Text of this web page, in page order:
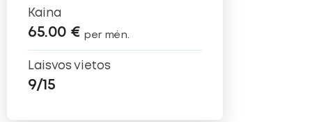
Kaina
65.00 € per mėn.
Laisvos vietos
9/15